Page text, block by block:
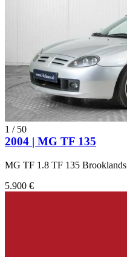
1 / 50
2004 | MG TF 135
MG TF 1.8 TF 135 Brooklands
5.900 €